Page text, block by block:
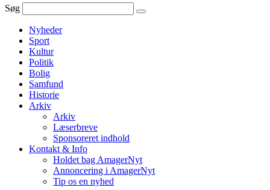
Søg
Nyheder
Sport
Kultur
Politik
Bolig
Samfund
Historie
Arkiv
Arkiv
Læserbreve
Sponsoreret indhold
Kontakt & Info
Holdet bag AmagerNyt
Annoncering i AmagerNyt
Tip os en nyhed